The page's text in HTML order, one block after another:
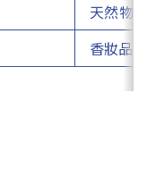
天然物
香妝品